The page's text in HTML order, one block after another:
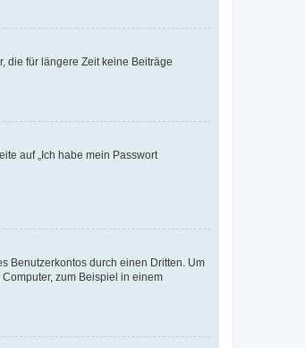
die für längere Zeit keine Beiträge
auf „Ich habe mein Passwort
Benutzerkontos durch einen Dritten. Um
zum Beispiel in einem